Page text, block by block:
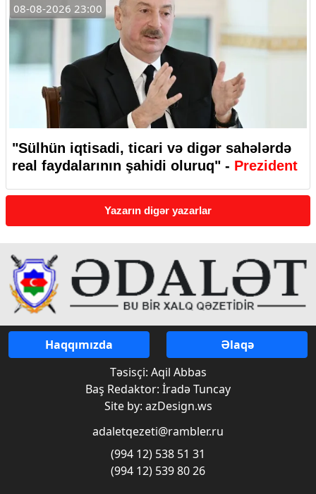
08-08-2026 23:00
"Sülhün iqtisadi, ticari və digər sahələrdə
real faydalarının şahidi oluruq" - Prezident
Yazarın digər yazarlar
Haqqımızda
Əlaqə
Təsisçi: Aqil Abbas
Baş Redaktor: İradə Tuncay
Site by: azDesign.ws
adaletqezeti@rambler.ru
(994 12) 538 51 31
(994 12) 539 80 26